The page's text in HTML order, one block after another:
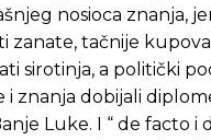
živi, Redakcija
živi, Redakcija
nosioca znanja,
zanate, tačnije
sirotinja, a politički
i znanja dobijali
Luke. I “ de facto i